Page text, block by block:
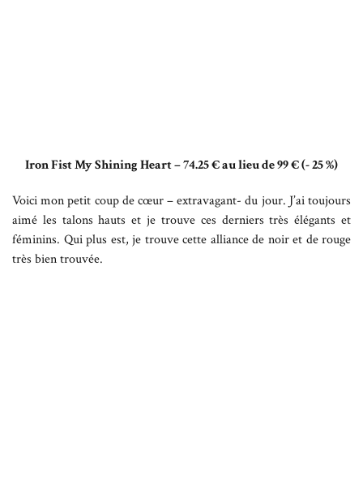
Iron Fist My Shining Heart – 74.25 € au lieu de 99 € (- 25 %)
Voici mon petit coup de cœur – extravagant- du jour. J’ai toujours
aimé les talons hauts et je trouve ces derniers très élégants et
féminins. Qui plus est, je trouve cette alliance de noir et de rouge
très bien trouvée.